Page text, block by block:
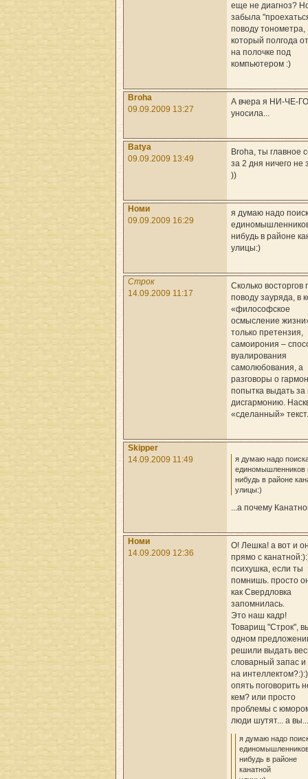
еще не диагноз?
забыла
поводу тонометра,
который полгода
на полочке под
компьютером :)
Broha
09.09.2009 13:27
А вчера я НИ-ЧЕ-
уносила...
Batya
09.09.2009 13:49
Broha, ты главное
за 2 дня ничего не
))
Номи
09.09.2009 16:29
я думаю надо
нибудь в районе
улицы:)
Строк
14.09.2009 11:17
Сколько восторгов
поводу зауряда, в
«философское
осмысление
только претензия,
самоирония –
вуалирования
самолюбования, а
разговоры о
попытка выдать за
дисгармонию.
«сделанный» текст.
Skipper
14.09.2009 11:49
я думаю надо
единомышленников
нибудь в районе
улицы:)
...а почему
Номи
14.09.2009 12:36
О! Лешка! а вот и
прямо с
психушка, если ты
помнишь. просто
как Свердловка
запомнилась.
Это наш кадр!
Товарищ "Строк",
одном
решили выдать
словарный запас и
на
опять поговорить
кем? или просто
проблемы с
люди шутят... а вы...
я думаю надо
нибудь в районе
канатной